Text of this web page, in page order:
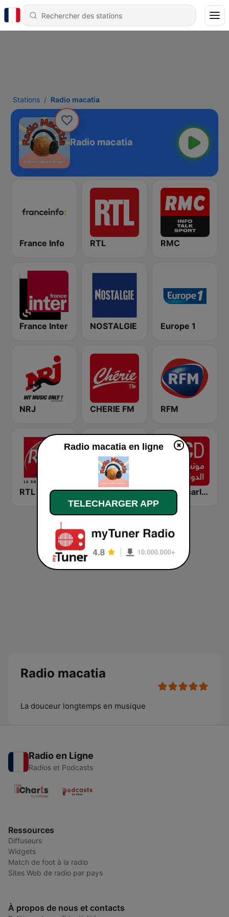
Stations Radio macatia
Radio macatia
France Info RTL RMC
France Inter NOSTALGIE Europe 1
NRJ CHERIE FM RFM
RTL 2 RFI Monde Montecarlo al doualiya (مونت كارلو الدولية)
Radio macatia
La douceur longtemps en musique
Radio en Ligne
Radios et Podcasts
Ressources
Diffuseurs
Widgets
Match de foot à la radio
Sites Web de radio par pays
À propos de nous et contacts
Radio macatia en ligne
TELECHARGER APP